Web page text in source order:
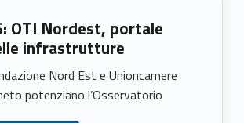
OTI Nordest, portale
infrastrutture
Nord Est e Unioncamere
potenziano l’Osservatorio